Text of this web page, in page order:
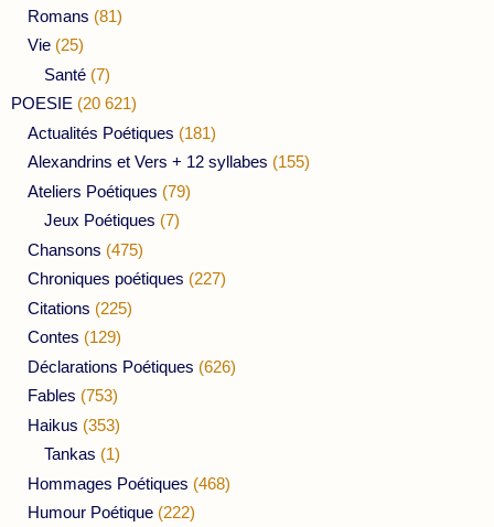
Romans (81)
Vie (25)
Santé (7)
POESIE (20 621)
Actualités Poétiques (181)
Alexandrins et Vers + 12 syllabes (155)
Ateliers Poétiques (79)
Jeux Poétiques (7)
Chansons (475)
Chroniques poétiques (227)
Citations (225)
Contes (129)
Déclarations Poétiques (626)
Fables (753)
Haikus (353)
Tankas (1)
Hommages Poétiques (468)
Humour Poétique (222)